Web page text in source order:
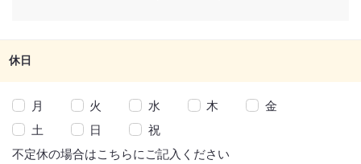
休日
月 火 水 木
金
土
日
祝
不定休の場合はこちらにご記入ください